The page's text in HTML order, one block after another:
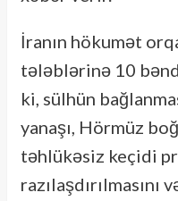
İranın hökumət
tələblərinə 10
ki, sülhün
yanaşı, Hörmüz
təhlükəsiz keçidi
razılaşdırılmasını